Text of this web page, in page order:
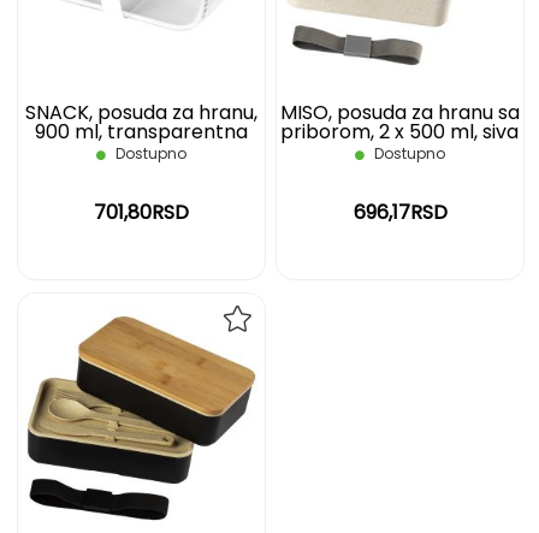
SNACK, posuda za hranu,
900 ml, transparentna
Dostupno
701,80RSD
MISO, posuda za hranu sa
priborom, 2 x 500 ml, siva
Dostupno
696,17RSD
NA